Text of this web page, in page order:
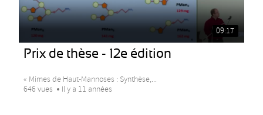
09:17
Prix de thèse - 12e édition
« Mimes de Haut-Mannoses : Synthèse,...
646 vues
Il y a 11 années